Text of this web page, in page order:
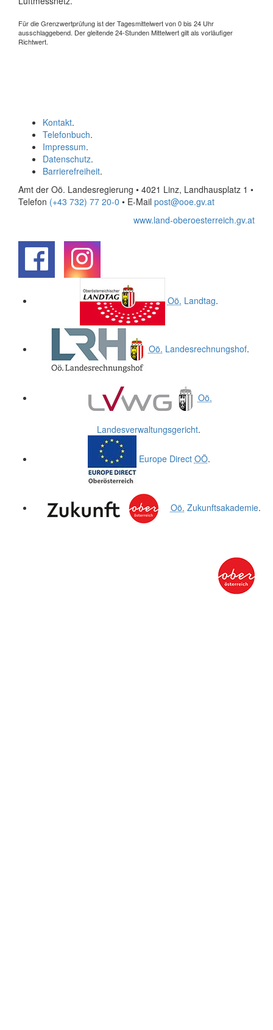
Für die Grenzwertprüfung ist der Tagesmittelwert von 0 bis 24 Uhr
ausschlaggebend. Der gleitende 24-Stunden Mittelwert gilt als vorläufiger
Richtwert.
Kontakt.
Telefonbuch.
Impressum.
Datenschutz.
Barrierefreiheit.
Amt der Oö. Landesregierung • 4021 Linz, Landhausplatz 1 •
Telefon (+43 732) 77 20-0 • E-Mail post@ooe.gv.at
www.land-oberoesterreich.gv.at
Oö. Landtag.
Oö. Landesrechnungshof.
Oö.
Landesverwaltungsgericht.
Europe Direct OÖ.
Oö. Zukunftsakademie.